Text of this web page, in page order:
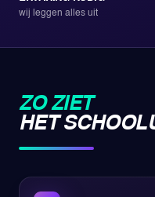
wij leggen alles uit
ZO ZIET
HET